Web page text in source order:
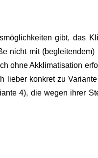
gibt, das
nicht mit (begleitendem)
ohne Akklimatisation
lieber konkret zu
4), die wegen ihrer